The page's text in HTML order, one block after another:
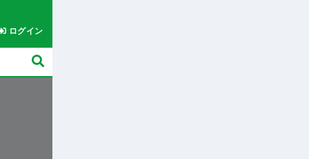
ログイン